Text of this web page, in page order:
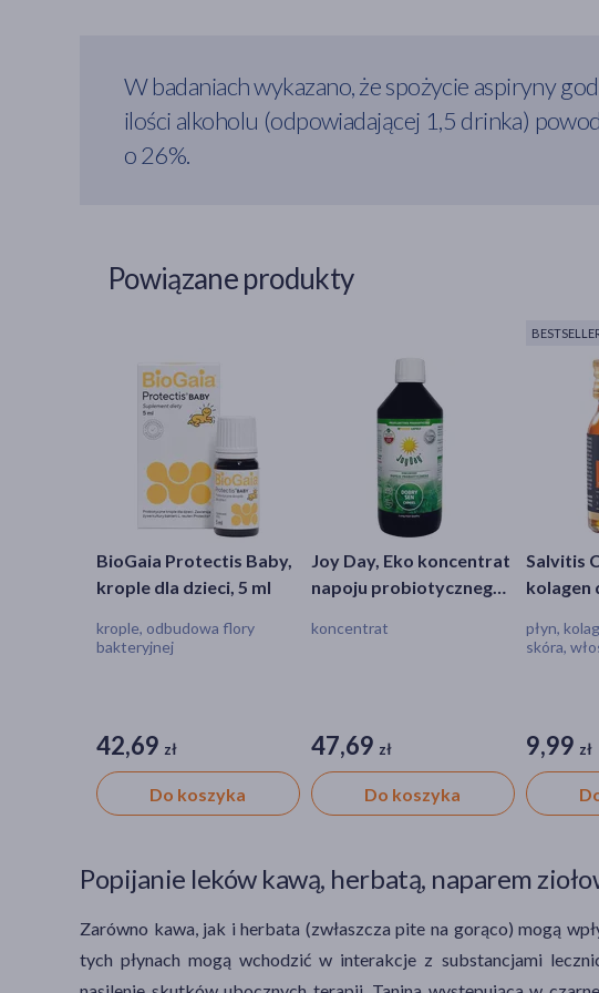
W badaniach wykazano, że spożycie aspiryny
ilości alkoholu (odpowiadającej 1,5 drinka)
o 26%.
Powiązane produkty
BioGaia Protectis Baby,
krople dla dzieci, 5 ml
krople, odbudowa flory
bakteryjnej
42,69 zł
Do koszyka
Joy Day, Eko koncentrat
napoju probiotycznego,
koncentrat
47,69 zł
Do koszyka
Salvitis
kolagen
płyn,
skóra,
9,99 zł
Popijanie leków kawą, herbatą, naparem
Zarówno kawa, jak i herbata (zwłaszcza pite na gorąco) mogą
tych płynach mogą wchodzić w interakcje z substancjami